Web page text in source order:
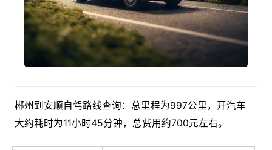
郴州到安顺自驾路线查询：总里程为997公里，开汽车
大约耗时为11小时45分钟，总费用约700元左右。